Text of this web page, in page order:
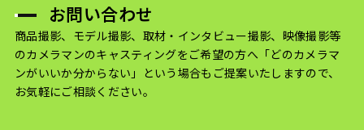
お問い合わせ
商品撮影、モデル撮影、取材・インタビュー撮影、映像撮影等
のカメラマンのキャスティングをご希望の方へ 「どのカメラマ
ンがいいか分からない」という場合もご提案いたしますので、
お気軽にご相談ください。